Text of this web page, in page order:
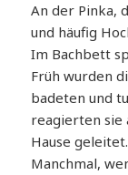
An der Pinka,
und häufig
Im Bachbett
Früh wurden
badeten und
reagierten sie
Hause geleitet.
Manchmal,